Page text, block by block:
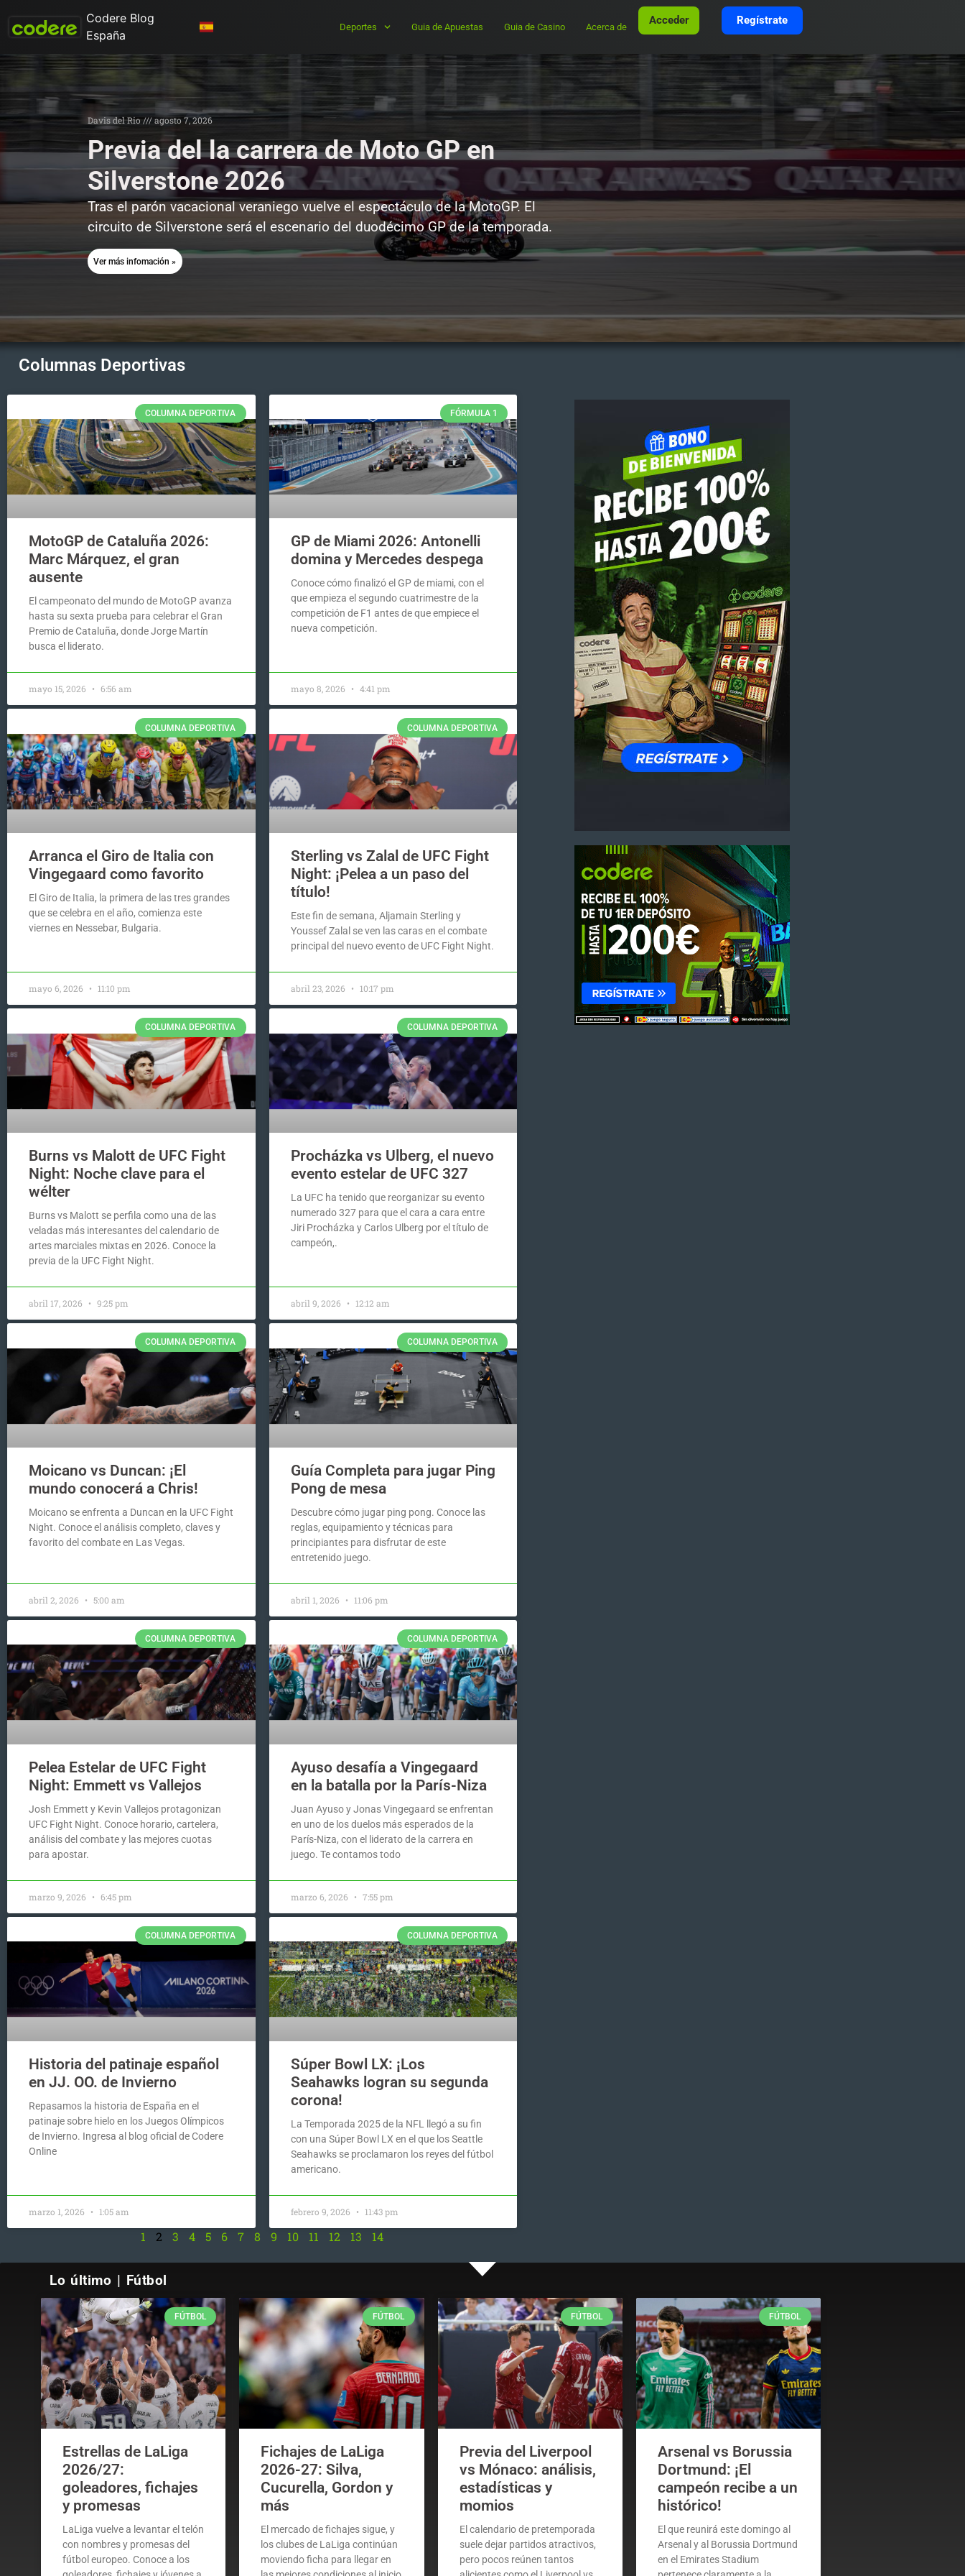
Codere Blog
España
Deportes Guia de Apuestas Guia de Casino Acerca de
Acceder Regístrate
Previa del la carrera de Moto GP en
Silverstone 2026
Davis del Rio agosto 7, 2026
Tras el parón vacacional veraniego vuelve el espectáculo de la MotoGP. El
circuito de Silverstone será el escenario del duodécimo GP de la temporada.
Ver más infomación »
Columnas Deportivas
COLUMNA DEPORTIVA
MotoGP de Cataluña 2026:
Marc Márquez, el gran
ausente
El campeonato del mundo de MotoGP avanza
hasta su sexta prueba para celebrar el Gran
Premio de Cataluña, donde Jorge Martín
busca el liderato.
mayo 15, 2026 6:56 am
FÓRMULA 1
GP de Miami 2026: Antonelli
domina y Mercedes despega
Conoce cómo finalizó el GP de miami, con el
que empieza el segundo cuatrimestre de la
competición de F1 antes de que empiece el
nueva competición.
mayo 8, 2026 4:41 pm
COLUMNA DEPORTIVA
Arranca el Giro de Italia con
Vingegaard como favorito
El Giro de Italia, la primera de las tres grandes
que se celebra en el año, comienza este
viernes en Nessebar, Bulgaria.
mayo 6, 2026 11:10 pm
COLUMNA DEPORTIVA
Sterling vs Zalal de UFC Fight
Night: ¡Pelea a un paso del
título!
Este fin de semana, Aljamain Sterling y
Youssef Zalal se ven las caras en el combate
principal del nuevo evento de UFC Fight Night.
abril 23, 2026 10:17 pm
COLUMNA DEPORTIVA
Burns vs Malott de UFC Fight
Night: Noche clave para el
wélter
Burns vs Malott se perfila como una de las
veladas más interesantes del calendario de
artes marciales mixtas en 2026. Conoce la
previa de la UFC Fight Night.
abril 17, 2026 9:25 pm
COLUMNA DEPORTIVA
Procházka vs Ulberg, el nuevo
evento estelar de UFC 327
La UFC ha tenido que reorganizar su evento
numerado 327 para que el cara a cara entre
Jiri Procházka y Carlos Ulberg por el título de
campeón,.
abril 9, 2026 12:12 am
COLUMNA DEPORTIVA
Moicano vs Duncan: ¡El
mundo conocerá a Chris!
Moicano se enfrenta a Duncan en la UFC Fight
Night. Conoce el análisis completo, claves y
favorito del combate en Las Vegas.
abril 2, 2026 5:00 am
COLUMNA DEPORTIVA
Guía Completa para jugar Ping
Pong de mesa
Descubre cómo jugar ping pong. Conoce las
reglas, equipamiento y técnicas para
principiantes para disfrutar de este
entretenido juego.
abril 1, 2026 11:06 pm
COLUMNA DEPORTIVA
Pelea Estelar de UFC Fight
Night: Emmett vs Vallejos
Josh Emmett y Kevin Vallejos protagonizan
UFC Fight Night. Conoce horario, cartelera,
análisis del combate y las mejores cuotas
para apostar.
marzo 9, 2026 6:45 pm
COLUMNA DEPORTIVA
Ayuso desafía a Vingegaard
en la batalla por la París-Niza
Juan Ayuso y Jonas Vingegaard se enfrentan
en uno de los duelos más esperados de la
París-Niza, con el liderato de la carrera en
juego. Te contamos todo
marzo 6, 2026 7:55 pm
COLUMNA DEPORTIVA
Historia del patinaje español
en JJ. OO. de Invierno
Repasamos la historia de España en el
patinaje sobre hielo en los Juegos Olímpicos
de Invierno. Ingresa al blog oficial de Codere
Online
marzo 1, 2026 1:05 am
COLUMNA DEPORTIVA
Súper Bowl LX: ¡Los
Seahawks logran su segunda
corona!
La Temporada 2025 de la NFL llegó a su fin
con una Súper Bowl LX en el que los Seattle
Seahawks se proclamaron los reyes del fútbol
americano.
febrero 9, 2026 11:43 pm
1 2 3 4 5 6 7 8 9 10 11 12 13 14
Lo último | Fútbol
FÚTBOL
Estrellas de LaLiga
2026/27:
goleadores, fichajes
y promesas
LaLiga vuelve a levantar el telón
con nombres y promesas del
fútbol europeo. Conoce a los
FÚTBOL
Fichajes de LaLiga
2026-27: Silva,
Cucurella, Gordon y
más
El mercado de fichajes sigue, y
los clubes de LaLiga continúan
moviendo ficha para llegar en
FÚTBOL
Previa del Liverpool
vs Mónaco: análisis,
estadísticas y
momios
El calendario de pretemporada
suele dejar partidos atractivos,
pero pocos reúnen tantos
FÚTBOL
Arsenal vs Borussia
Dortmund: ¡El
campeón recibe a un
histórico!
El que reunirá este domingo al
Arsenal y al Borussia Dortmund
en el Emirates Stadium